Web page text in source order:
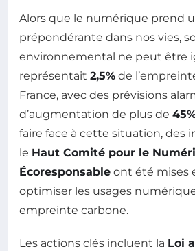
Alors que le numérique prend
prépondérante dans nos vies,
environnemental ne peut être
représentait 2,5% de
France, avec des prévisions
d’augmentation de plus de
faire face à cette situation, des
le Haut Comité pour le
Écoresponsable ont été mises
optimiser les usages
empreinte carbone.
Les actions clés incluent la Loi